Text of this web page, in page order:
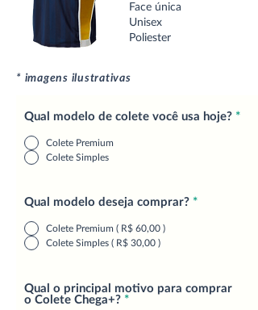
Face única
Unisex
Poliester
* imagens ilustrativas
Qual modelo de colete você usa hoje? *
Colete Premium
Colete Simples
Qual modelo deseja comprar? *
Colete Premium ( R$ 60,00 )
Colete Simples ( R$ 30,00 )
Qual o principal motivo para comprar
o Colete Chega+? *